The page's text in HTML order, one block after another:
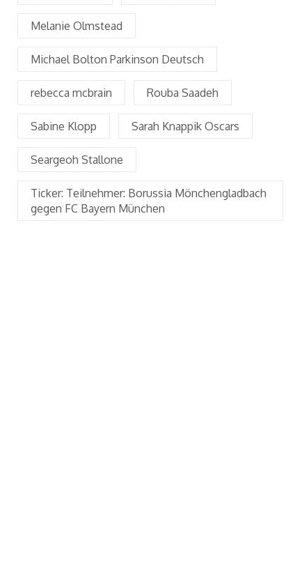
Melanie Olmstead
Michael Bolton Parkinson Deutsch
rebecca mcbrain Rouba Saadeh
Sabine Klopp Sarah Knappik Oscars
Seargeoh Stallone
Ticker: Teilnehmer: Borussia Mönchengladbach
gegen FC Bayern München